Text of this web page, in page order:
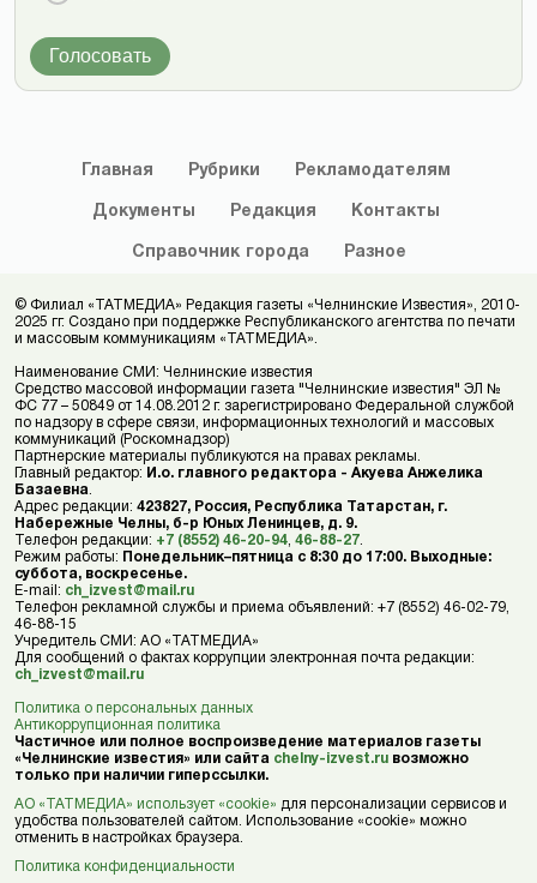
Голосовать
Главная Рубрики Рекламодателям
Документы Редакция Контакты
Справочник города Разное
© Филиал «ТАТМЕДИА» Редакция газеты «Челнинские Известия», 2010-
2025 гг. Создано при поддержке Республиканского агентства по печати
и массовым коммуникациям «ТАТМЕДИА».
Наименование СМИ: Челнинские известия
Средство массовой информации газета "Челнинские известия" ЭЛ №
ФС 77 – 50849 от 14.08.2012 г. зарегистрировано Федеральной службой
по надзору в сфере связи, информационных технологий и массовых
коммуникаций (Роскомнадзор)
Партнерские материалы публикуются на правах рекламы.
Главный редактор: И.о. главного редактора - Акуева Анжелика
Базаевна
Адрес редакции: 423827, Россия, Республика Татарстан, г.
Набережные Челны, б-р Юных Ленинцев, д. 9.
Телефон редакции: +7 (8552) 46-20-94 46-88-27
Режим работы: Понедельник–пятница с 8:30 до 17:00. Выходные:
суббота, воскресенье.
E-mail: ch_izvest@mail.ru
Телефон рекламной службы и приема объявлений: +7 (8552) 46-02-79,
46-88-15
Учредитель СМИ: АО «ТАТМЕДИА»
Для сообщений о фактах коррупции электронная почта редакции:
ch_izvest@mail.ru
Политика о персональных данных
Антикоррупционная политика
Частичное или полное воспроизведение материалов газеты
«Челнинские известия» или сайта chelny-izvest.ru возможно
только при наличии гиперссылки.
АО «ТАТМЕДИА» использует «cookie» для персонализации сервисов и
удобства пользователей сайтом. Использование «cookie» можно
отменить в настройках браузера.
Политика конфиденциальности